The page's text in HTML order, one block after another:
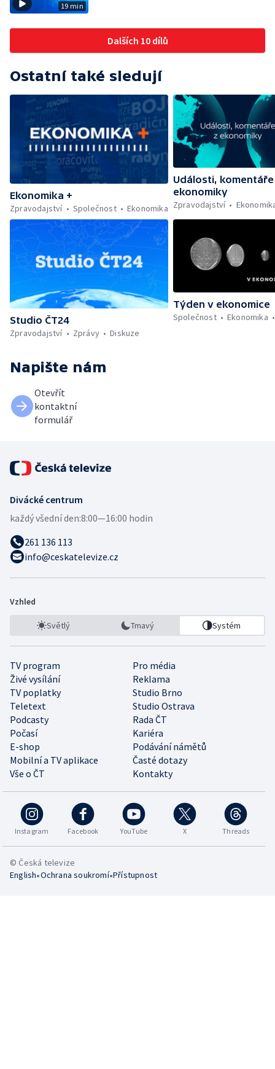
19 min
Dalších 10 dílů
Ostatní také sledují
Ekonomika +
Zpravodajství
Společnost Ekonomika
Události, komentáře
ekonomiky
Zpravodajství
Studio ČT24
Zpravodajství
Zprávy Diskuze
Týden v ekonomice
Společnost
Ekonomika
Napište nám
Otevřít
kontaktní
formulář
Divácké centrum
každý všední den:8:00—16:00 hodin
261 136 113
info@ceskatelevize.cz
Vzhled
Světlý Tmavý Systém
TV program
Pro média
Živé vysílání
Reklama
TV poplatky
Studio Brno
Teletext
Studio Ostrava
Podcasty
Rada ČT
Počasí
Kariéra
E-shop
Podávání námětů
Mobilní a TV aplikace
Časté dotazy
Vše o ČT
Kontakty
Instagram Facebook YouTube X Threads
© Česká televize
English•Ochrana soukromí•Přístupnost